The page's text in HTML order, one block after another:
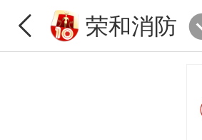
荣和消防